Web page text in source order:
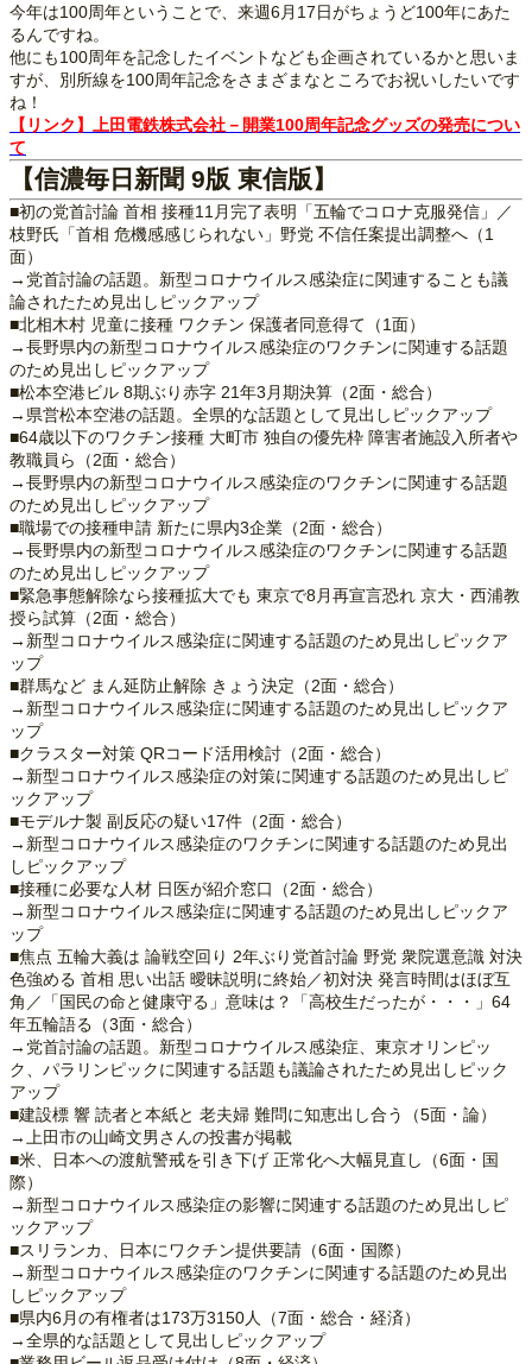
今年は100周年ということで、来週6月17日がちょうど100年にあた
るんですね。
他にも100周年を記念したイベントなども企画されているかと思いま
すが、別所線を100周年記念をさまざまなところでお祝いしたいです
ね！
【リンク】上田電鉄株式会社－開業100周年記念グッズの発売につい
て
【信濃毎日新聞 9版 東信版】
■初の党首討論 首相 接種11月完了表明「五輪でコロナ克服発信」／
枝野氏「首相 危機感感じられない」野党 不信任案提出調整へ（1
面）
→党首討論の話題。新型コロナウイルス感染症に関連することも議
論されたため見出しピックアップ
■北相木村 児童に接種 ワクチン 保護者同意得て（1面）
→長野県内の新型コロナウイルス感染症のワクチンに関連する話題
のため見出しピックアップ
■松本空港ビル 8期ぶり赤字 21年3月期決算（2面・総合）
→県営松本空港の話題。全県的な話題として見出しピックアップ
■64歳以下のワクチン接種 大町市 独自の優先枠 障害者施設入所者や
教職員ら（2面・総合）
→長野県内の新型コロナウイルス感染症のワクチンに関連する話題
のため見出しピックアップ
■職場での接種申請 新たに県内3企業（2面・総合）
→長野県内の新型コロナウイルス感染症のワクチンに関連する話題
のため見出しピックアップ
■緊急事態解除なら接種拡大でも 東京で8月再宣言恐れ 京大・西浦教
授ら試算（2面・総合）
→新型コロナウイルス感染症に関連する話題のため見出しピックア
ップ
■群馬など まん延防止解除 きょう決定（2面・総合）
→新型コロナウイルス感染症に関連する話題のため見出しピックア
ップ
■クラスター対策 QRコード活用検討（2面・総合）
→新型コロナウイルス感染症の対策に関連する話題のため見出しピ
ックアップ
■モデルナ製 副反応の疑い17件（2面・総合）
→新型コロナウイルス感染症のワクチンに関連する話題のため見出
しピックアップ
■接種に必要な人材 日医が紹介窓口（2面・総合）
→新型コロナウイルス感染症に関連する話題のため見出しピックア
ップ
■焦点 五輪大義は 論戦空回り 2年ぶり党首討論 野党 衆院選意識 対決
色強める 首相 思い出話 曖昧説明に終始／初対決 発言時間はほぼ互
角／「国民の命と健康守る」意味は？「高校生だったが・・・」64
年五輪語る（3面・総合）
→党首討論の話題。新型コロナウイルス感染症、東京オリンピッ
ク、パラリンピックに関連する話題も議論されたため見出しピック
アップ
■建設標 響 読者と本紙と 老夫婦 難問に知恵出し合う（5面・論）
→上田市の山崎文男さんの投書が掲載
■米、日本への渡航警戒を引き下げ 正常化へ大幅見直し（6面・国
際）
→新型コロナウイルス感染症の影響に関連する話題のため見出しピ
ックアップ
■スリランカ、日本にワクチン提供要請（6面・国際）
→新型コロナウイルス感染症のワクチンに関連する話題のため見出
しピックアップ
■県内6月の有権者は173万3150人（7面・総合・経済）
→全県的な話題として見出しピックアップ